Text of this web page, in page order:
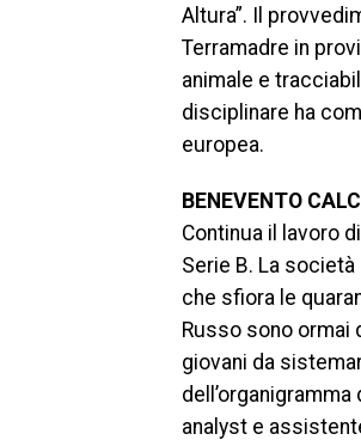
Altura”. Il
Terramadre in
animale e
disciplinare ha
europea.
BENEVENTO
Continua il lavoro
Serie B. La
che sfiora le
Russo sono ormai
giovani da
analyst e